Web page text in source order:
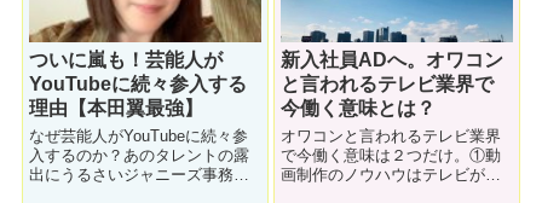
ついに嵐も！芸能人が
YouTubeに続々参入する
理由【本田翼最強】
なぜ芸能人がYouTubeに続々参
入するのか？あのタレントの露
出にうるさいジャニーズ事務所
新入社員ADへ。オワコン
と言われるテレビ業界で
今働く意味とは？
オワコンと言われるテレビ業界
で今働く意味は２つだけ。①動
画制作のノウハウはテレビが最